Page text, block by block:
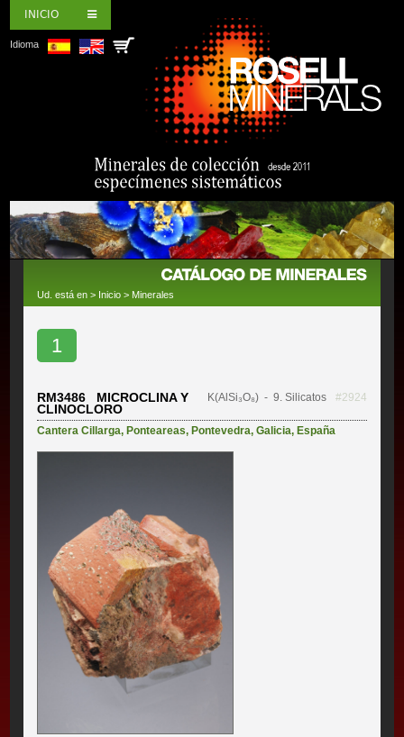
INICIO
Idioma
Ud. está en > Inicio > Minerales
1
RM3486 MICROCLINA Y
CLINOCLORO
K(AlSi₃O₈)- 9. Silicatos #2924
Cantera Cillarga,Ponteareas,Pontevedra,Galicia,España